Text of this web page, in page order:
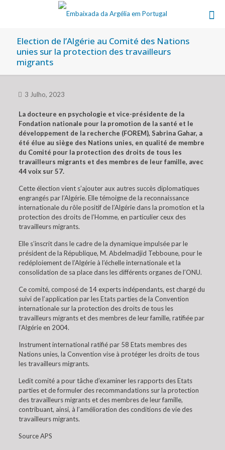
Election de l’Algérie au Comité des Nations
unies sur la protection des travailleurs
migrants
3 Julho, 2023
La docteure en psychologie et vice-présidente de la
Fondation nationale pour la promotion de la santé et le
développement de la recherche (FOREM), Sabrina Gahar, a
été élue au siège des Nations unies, en qualité de membre
du Comité pour la protection des droits de tous les
travailleurs migrants et des membres de leur famille, avec
44 voix sur 57.
Cette élection vient s’ajouter aux autres succès diplomatiques
engrangés par l’Algérie. Elle témoigne de la reconnaissance
internationale du rôle positif de l’Algérie dans la promotion et la
protection des droits de l’Homme, en particulier ceux des
travailleurs migrants.
Elle s’inscrit dans le cadre de la dynamique impulsée par le
président de la République, M. Abdelmadjid Tebboune, pour le
redéploiement de l’Algérie à l’échelle internationale et la
consolidation de sa place dans les différents organes de l’ONU.
Ce comité, composé de 14 experts indépendants, est chargé du
suivi de l’application par les Etats parties de la Convention
internationale sur la protection des droits de tous les
travailleurs migrants et des membres de leur famille, ratifiée par
l’Algérie en 2004.
Instrument international ratifié par 58 Etats membres des
Nations unies, la Convention vise à protéger les droits de tous
les travailleurs migrants.
Ledit comité a pour tâche d’examiner les rapports des Etats
parties et de formuler des recommandations sur la protection
des travailleurs migrants et des membres de leur famille,
contribuant, ainsi, à l’amélioration des conditions de vie des
travailleurs migrants.
Source APS